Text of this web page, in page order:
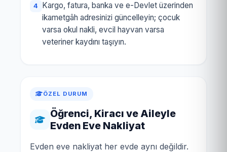
Kargo, fatura, banka ve e-Devlet üzerinden
ikametgâh adresinizi güncelleyin; çocuk
varsa okul nakli, evcil hayvan varsa
veteriner kaydını taşıyın.
ÖZEL DURUM
Öğrenci, Kiracı ve Aileyle
Evden Eve Nakliyat
Evden eve nakliyat her evde aynı değildir.